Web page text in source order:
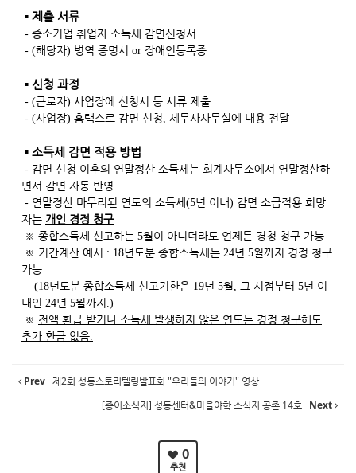
▪ 제출 서류
- 중소기업 취업자 소득세 감면신청서
- (해당자) 병역 증명서 or 장애인등록증
▪ 신청 과정
- (근로자) 사업장에 신청서 등 서류 제출
- (사업장) 홈택스로 감면 신청, 세무사사무실에 내용 전달
▪ 소득세 감면 적용 방법
- 감면 신청 이후의 연말정산 소득세는 회계사무소에서 연말정산하
면서 감면 자동 반영
- 연말정산 마무리된 연도의 소득세 (5년 이내) 감면 소급적용 희망
자는 개인 경정 청구
※ 종합소득세 신고하는 5월이 아니더라도 언제든 경청 청구 가능
※ 기간계산 예시 : 18년도분 종합소득세는 24년 5월까지 경정 청구
가능
(18년도분 종합소득세 신고기한은 19년 5월, 그 시점부터 5년 이
내인 24년 5월까지 .)
※ 전액 환급 받거나 소득세 발생하지 않은 연도는 경정 청구해도
추가 환급 없음.
Prev 제2회 성동스토리텔링발표회 "우리들의 이야기" 영상
[종이소식지] 성동센터&마을야학 소식지 공존 14호 Next
0
추천